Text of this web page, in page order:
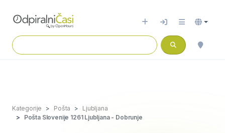
Kategorije Pošta
Ljubljana
Pošta Slovenije 1261 Ljubljana - Dobrunje